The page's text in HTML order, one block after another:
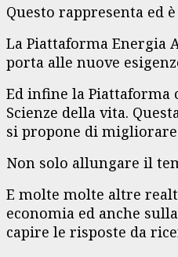
Questo rappresenta ed
La Piattaforma Energia
porta alle nuove
Ed infine la Piattaforma
Scienze della vita.
si propone di
Non solo allungare il
E molte molte altre
economia ed anche
capire le risposte da